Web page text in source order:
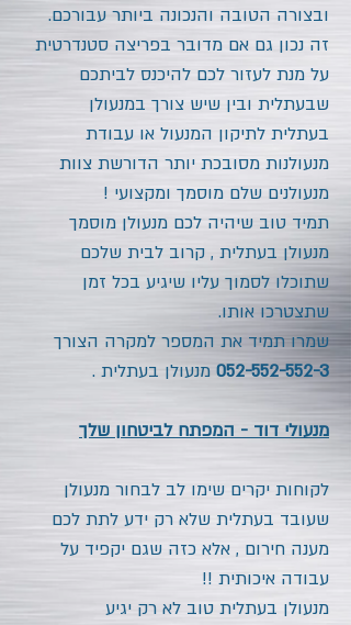
ובצורה הטובה והנכונה ביותר עבורכם.
זה נכון גם אם מדובר בפריצה סטנדרטית
על מנת לעזור לכם להיכנס לביתכם
שבעתלית ובין שיש צורך במנעולן
בעתלית לתיקון המנעול או עבודת
מנעולנות מסובכת יותר הדורשת צוות
מנעולנים שלם מוסמך ומקצועי !
תמיד טוב שיהיה לכם מנעולן מוסמך
מנעולן בעתלית , קרוב לבית שלכם
שתוכלו לסמוך עליו שיגיע בכל זמן
שתצטרכו אותו.
שמרו תמיד את המספר למקרה הצורך
052-552-552-3 מנעולן בעתלית .
מנעולי דוד - המפתח לביטחון שלך
לקוחות יקרים שימו לב לבחור מנעולן
שעובד בעתלית שלא רק ידע לתת לכם
מענה חירום , אלא כזה שגם יקפיד על
עבודה איכותית !!
מנעולן בעתלית טוב לא רק יגיע